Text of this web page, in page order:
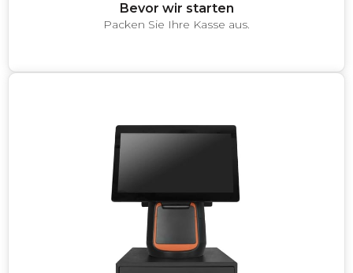
Bevor wir starten
Packen Sie Ihre Kasse aus.